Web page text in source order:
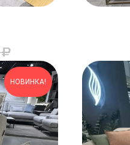
₽
НОВИНКА!